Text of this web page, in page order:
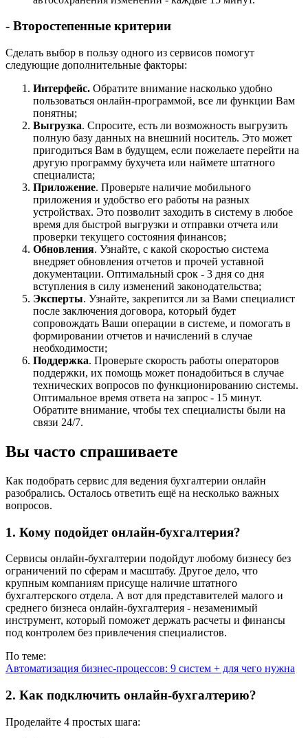
- Второстепенные критерии
Сделать выбор в пользу одного из сервисов помогут
следующие дополнительные факторы:
Интерфейс. Обратите внимание насколько удобно
пользоваться онлайн-программой, все ли функции Вам
понятны;
Выгрузка. Спросите, есть ли возможность выгрузить
полную базу данных на внешний носитель. Это может
пригодиться Вам в будущем, если пожелаете перейти на
другую программу бухучета или наймете штатного
специалиста;
Приложение. Проверьте наличие мобильного
приложения и удобство его работы на разных
устройствах. Это позволит заходить в систему в любое
время для быстрой выгрузки и отправки отчета или
проверки текущего состояния финансов;
Обновления. Узнайте, с какой скоростью система
внедряет обновления отчетов и прочей уставной
документации. Оптимальный срок - 3 дня со дня
вступления в силу изменений законодательства;
Эксперты. Узнайте, закрепится ли за Вами специалист
после заключения договора, который будет
сопровождать Ваши операции в системе, и помогать в
формировании отчетов и начислений в случае
необходимости;
Поддержка. Проверьте скорость работы операторов
поддержки, их помощь может понадобиться в случае
технических вопросов по функционированию системы.
Оптимальное время ответа на запрос - 15 минут.
Обратите внимание, чтобы тех специалисты были на
связи 24/7.
Вы часто спрашиваете
Как подобрать сервис для ведения бухгалтерии онлайн
разобрались. Осталось ответить ещё на несколько важных
вопросов.
1. Кому подойдет онлайн-бухгалтерия?
Сервисы онлайн-бухгалтерии подойдут любому бизнесу без
ограничений по сферам и масштабу. Другое дело, что
крупным компаниям присуще наличие штатного
бухгалтерского отдела. А вот для представителей малого и
среднего бизнеса онлайн-бухгалтерия - незаменимый
инструмент, который поможет держать расчеты и финансы
под контролем без привлечения специалистов.
По теме:
Автоматизация бизнес-процессов: 9 систем + для чего нужна
2. Как подключить онлайн-бухгалтерию?
Проделайте 4 простых шага: